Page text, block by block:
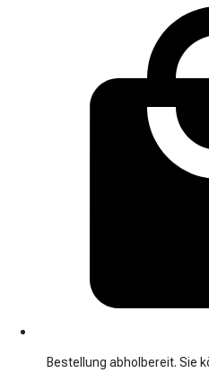
Bestellung abholbereit. Sie